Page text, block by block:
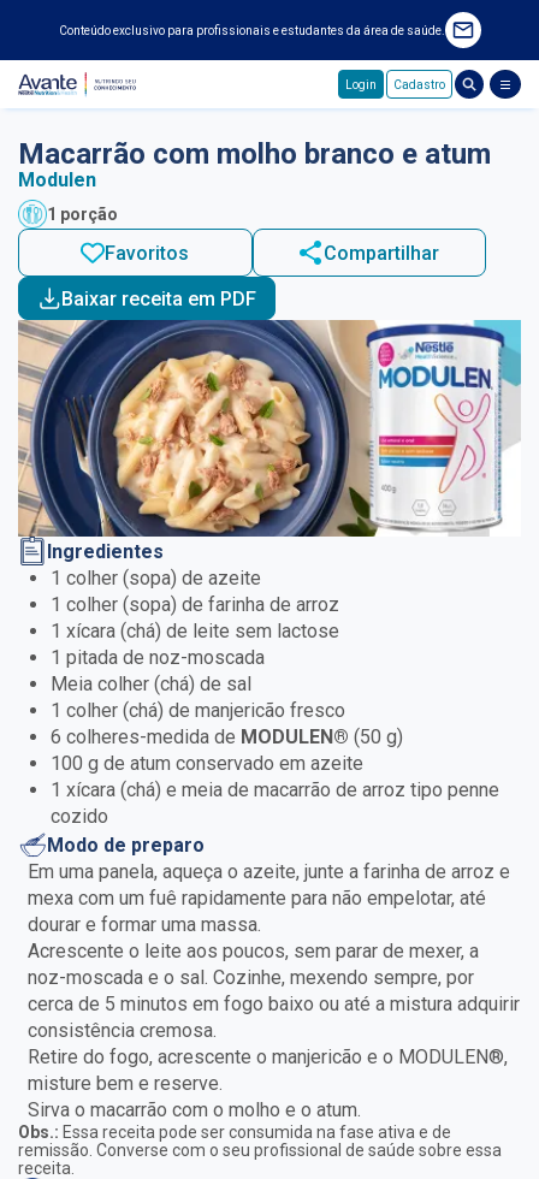
Conteúdo exclusivo para profissionais e estudantes da área de saúde.
Login Cadastro
Macarrão com molho branco e atum
Modulen
1 porção
Favoritos
Compartilhar
Baixar receita em PDF
Ingredientes
1 colher (sopa) de azeite
1 colher (sopa) de farinha de arroz
1 xícara (chá) de leite sem lactose
1 pitada de noz-moscada
Meia colher (chá) de sal
1 colher (chá) de manjericão fresco
6 colheres-medida de MODULEN® (50 g)
100 g de atum conservado em azeite
1 xícara (chá) e meia de macarrão de arroz tipo penne
cozido
Modo de preparo
Em uma panela, aqueça o azeite, junte a farinha de arroz e
mexa com um fuê rapidamente para não empelotar, até
dourar e formar uma massa.
Acrescente o leite aos poucos, sem parar de mexer, a
noz-moscada e o sal. Cozinhe, mexendo sempre, por
cerca de 5 minutos em fogo baixo ou até a mistura adquirir
consistência cremosa.
Retire do fogo, acrescente o manjericão e o MODULEN®,
misture bem e reserve.
Sirva o macarrão com o molho e o atum.
Obs.: Essa receita pode ser consumida na fase ativa e de
remissão. Converse com o seu profissional de saúde sobre essa
receita.